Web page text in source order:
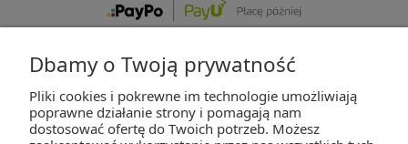
ZAKUPY
Dbamy o Twoją prywatność
Pliki cookies i pokrewne im technologie umożliwiają
poprawne działanie strony i pomagają nam
dostosować ofertę do Twoich potrzeb. Możesz